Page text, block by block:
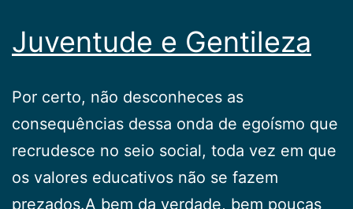
Juventude e Gentileza
Por certo, não desconheces as
consequências dessa onda de egoísmo que
recrudesce no seio social, toda vez em que
os valores educativos não se fazem
prezados.A bem da verdade, bem poucas